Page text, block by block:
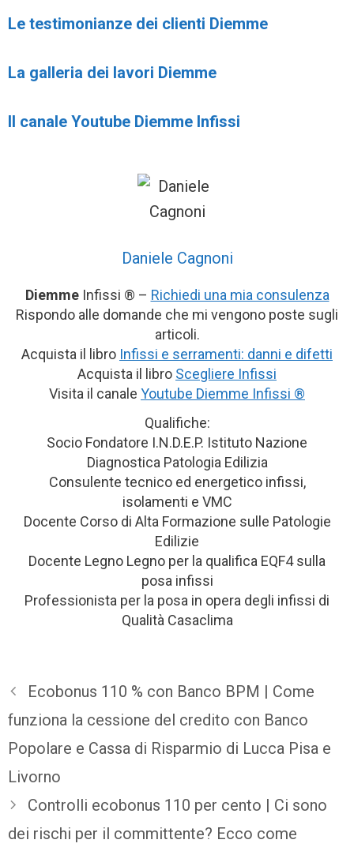
Le testimonianze dei clienti Diemme
La galleria dei lavori Diemme
Il canale Youtube Diemme Infissi
Daniele Cagnoni
Diemme Infissi ® – Richiedi una mia consulenza
Rispondo alle domande che mi vengono poste sugli
articoli.
Acquista il libro Infissi e serramenti: danni e difetti
Acquista il libro Scegliere Infissi
Visita il canale Youtube Diemme Infissi ®
Qualifiche:
Socio Fondatore I.N.D.E.P. Istituto Nazione
Diagnostica Patologia Edilizia
Consulente tecnico ed energetico infissi,
isolamenti e VMC
Docente Corso di Alta Formazione sulle Patologie
Edilizie
Docente Legno Legno per la qualifica EQF4 sulla
posa infissi
Professionista per la posa in opera degli infissi di
Qualità Casaclima
Ecobonus 110 % con Banco BPM | Come
funziona la cessione del credito con Banco
Popolare e Cassa di Risparmio di Lucca Pisa e
Livorno
Controlli ecobonus 110 per cento | Ci sono
dei rischi per il committente? Ecco come